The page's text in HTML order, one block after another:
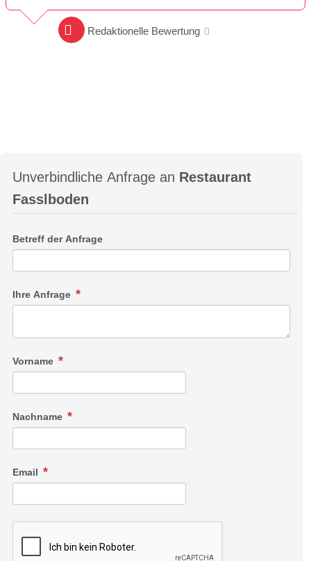
Redaktionelle Bewertung
Unverbindliche Anfrage an Restaurant
Fasslboden
Betreff der Anfrage
Ihre Anfrage
Vorname
Nachname
Email